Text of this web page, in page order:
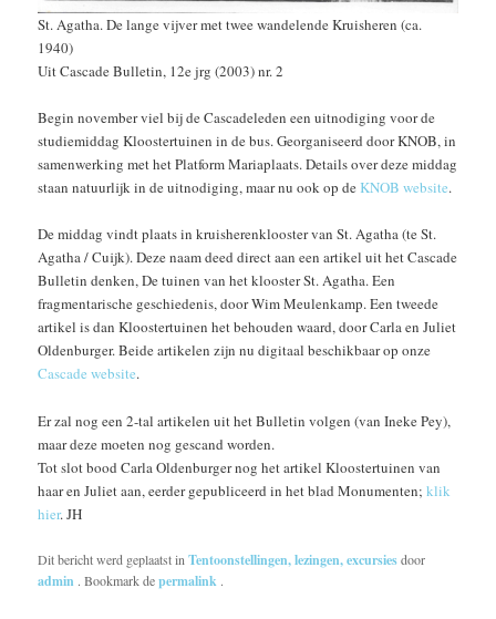
St. Agatha. De lange vijver met twee wandelende Kruisheren (ca.
1940)
Uit Cascade Bulletin, 12e jrg (2003) nr. 2
Begin november viel bij de Cascadeleden een uitnodiging voor de
studiemiddag Kloostertuinen in de bus. Georganiseerd door KNOB, in
samenwerking met het Platform Mariaplaats. Details over deze middag
staan natuurlijk in de uitnodiging, maar nu ook op de KNOB website.
De middag vindt plaats in kruisherenklooster van St. Agatha (te St.
Agatha / Cuijk). Deze naam deed direct aan een artikel uit het Cascade
Bulletin denken, De tuinen van het klooster St. Agatha. Een
fragmentarische geschiedenis, door Wim Meulenkamp. Een tweede
artikel is dan Kloostertuinen het behouden waard, door Carla en Juliet
Oldenburger. Beide artikelen zijn nu digitaal beschikbaar op onze
Cascade website.
Er zal nog een 2-tal artikelen uit het Bulletin volgen (van Ineke Pey),
maar deze moeten nog gescand worden.
Tot slot bood Carla Oldenburger nog het artikel Kloostertuinen van
haar en Juliet aan, eerder gepubliceerd in het blad Monumenten;klik
hier. JH
Dit bericht werd geplaatst inTentoonstellingen, lezingen, excursiesdoor
admin . Bookmark depermalink .